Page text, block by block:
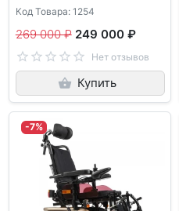
Код Товара: 1254
269 000 ₽ 249 000 ₽
Нет отзывов
Купить
-7%